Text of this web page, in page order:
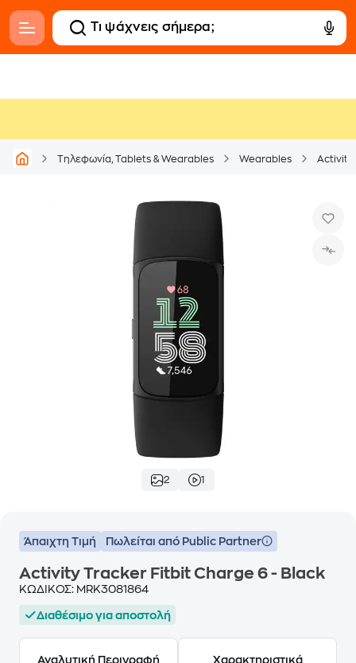
Τηλεφωνία, Tablets & Wearables Wearables Activity
2 1
Άπαιχτη Τιμή Πωλείται από Public Partner
Activity Tracker Fitbit Charge 6 - Black
ΚΩΔΙΚΟΣ: MRK3081864
Διαθέσιμο για αποστολή
Αναλυτική Περιγραφή Χαρακτηριστικά